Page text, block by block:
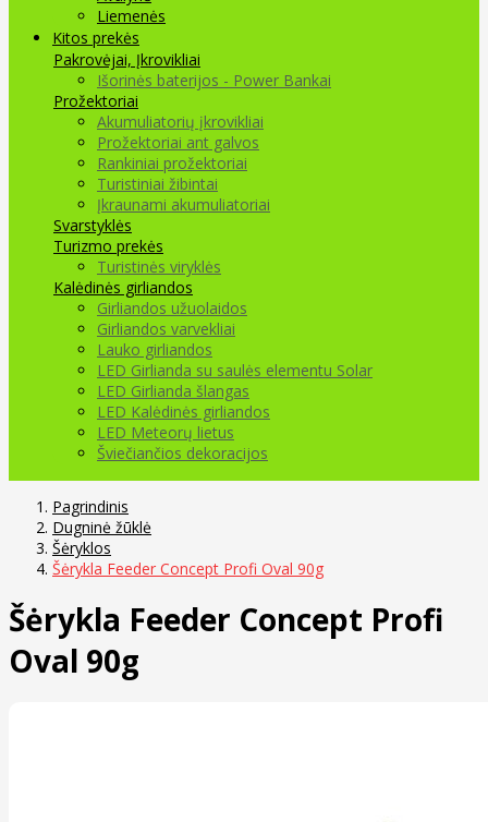
Liemenės
Kitos prekės
Pakrovėjai, Įkrovikliai
Išorinės baterijos - Power Bankai
Prožektoriai
Akumuliatorių įkrovikliai
Prožektoriai ant galvos
Rankiniai prožektoriai
Turistiniai žibintai
Įkraunami akumuliatoriai
Svarstyklės
Turizmo prekės
Turistinės viryklės
Kalėdinės girliandos
Girliandos užuolaidos
Girliandos varvekliai
Lauko girliandos
LED Girlianda su saulės elementu Solar
LED Girlianda šlangas
LED Kalėdinės girliandos
LED Meteorų lietus
Šviečiančios dekoracijos
Pagrindinis
Dugninė žūklė
Šėryklos
Šėrykla Feeder Concept Profi Oval 90g
Šėrykla Feeder Concept Profi
Oval 90g